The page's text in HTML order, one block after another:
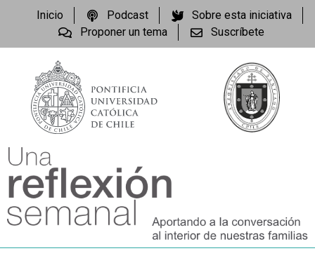
Inicio Podcast
Sobre esta iniciativa
Proponer un tema
Suscríbete